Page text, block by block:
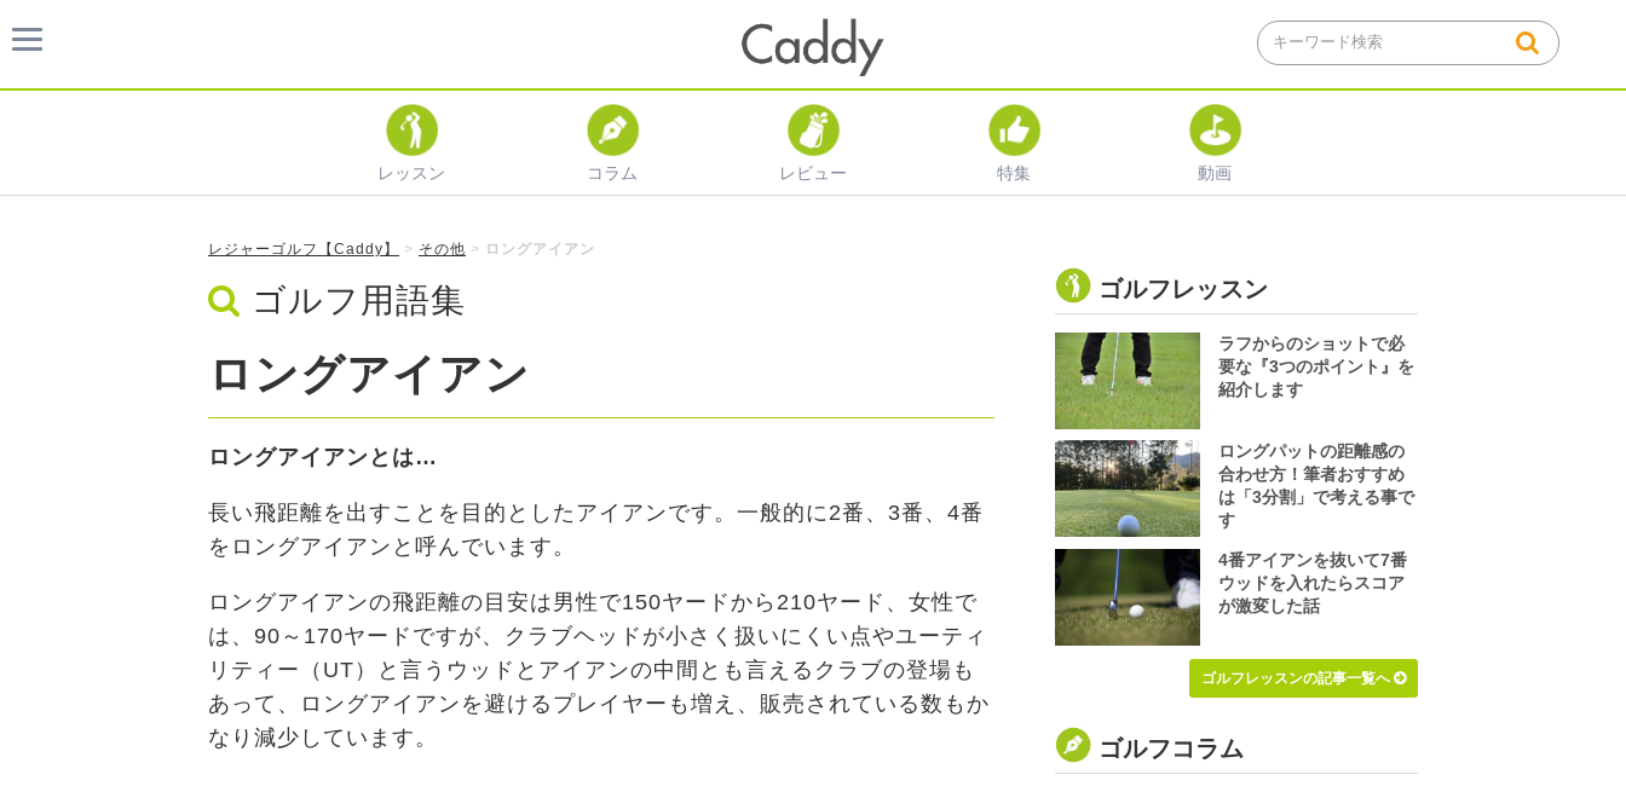
レッスン コラム レビュー 特集 動画
レジャーゴルフ【Caddy】 > その他 > ロングアイアン
ゴルフ用語集
ロングアイアン
ロングアイアンとは…
長い飛距離を出すことを目的としたアイアンです。一般的に2番、3番、4番
をロングアイアンと呼んでいます。
ロングアイアンの飛距離の目安は男性で150ヤードから210ヤード、女性で
は、90～170ヤードですが、クラブヘッドが小さく扱いにくい点やユーティ
リティー（UT）と言うウッドとアイアンの中間とも言えるクラブの登場も
あって、ロングアイアンを避けるプレイヤーも増え、販売されている数もか
なり減少しています。
ゴルフレッスン
ラフからのショットで必
要な『3つのポイント』を
紹介します
ロングパットの距離感の
合わせ方！筆者おすすめ
は「3分割」で考える事で
す
4番アイアンを抜いて7番
ウッドを入れたらスコア
が激変した話
ゴルフレッスンの記事一覧へ
ゴルフコラム